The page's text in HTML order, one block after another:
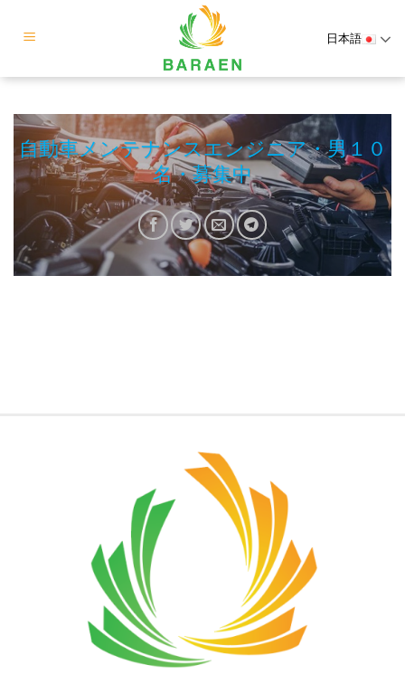
日本語
自動車メンテナンスエンジニア・男１０
名・募集中